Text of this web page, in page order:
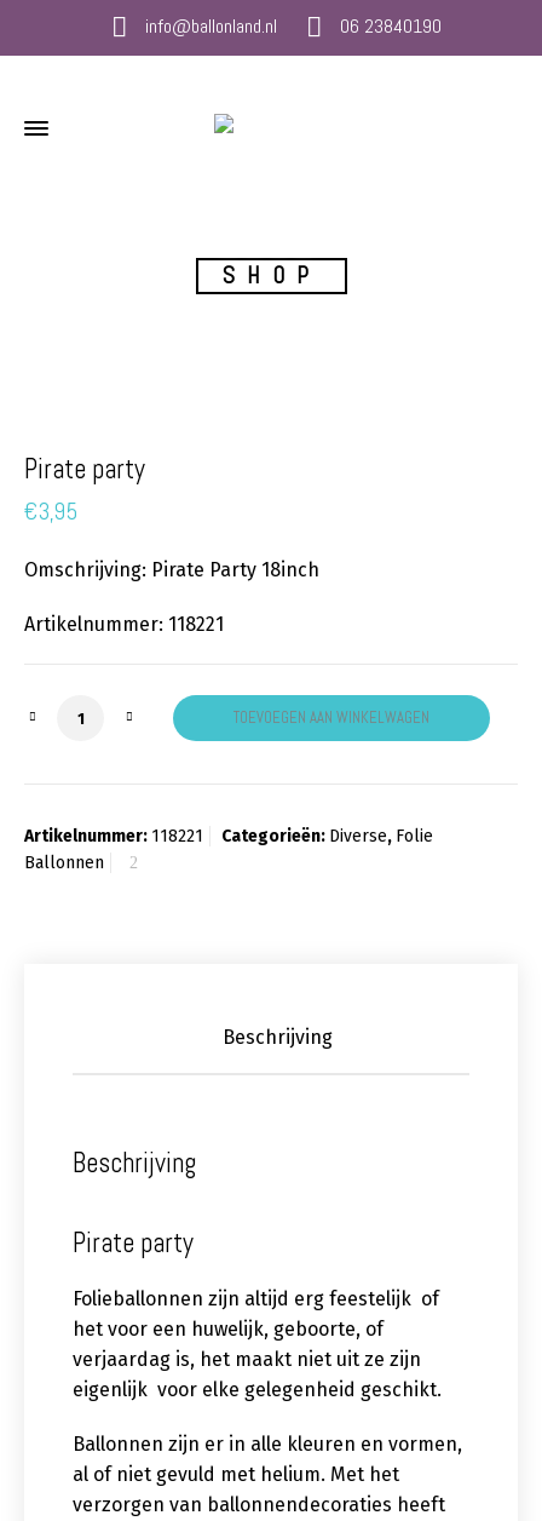
info@ballonland.nl 06 23840190
SHOP
Pirate party
€3,95
Omschrijving: Pirate Party 18inch
Artikelnummer: 118221
Pirate party aantal TOEVOEGEN AAN WINKELWAGEN
Artikelnummer: 118221 Categorieën: Diverse, Folie
Ballonnen
Beschrijving
Beschrijving
Pirate party
Folieballonnen zijn altijd erg feestelijk of
het voor een huwelijk, geboorte, of
verjaardag is, het maakt niet uit ze zijn
eigenlijk voor elke gelegenheid geschikt.
Ballonnen zijn er in alle kleuren en vormen,
al of niet gevuld met helium. Met het
verzorgen van ballonnendecoraties heeft